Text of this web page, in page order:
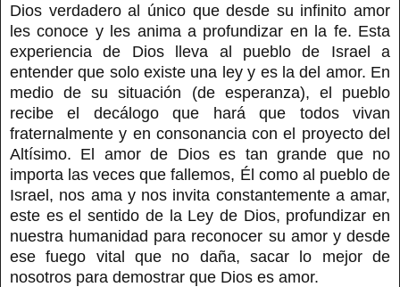
Dios verdadero al único que desde su infinito amor
les conoce y les anima a profundizar en la fe. Esta
experiencia de Dios lleva al pueblo de Israel a
entender que solo existe una ley y es la del amor. En
medio de su situación (de esperanza), el pueblo
recibe el decálogo que hará que todos vivan
fraternalmente y en consonancia con el proyecto del
Altísimo. El amor de Dios es tan grande que no
importa las veces que fallemos, Él como al pueblo de
Israel, nos ama y nos invita constantemente a amar,
este es el sentido de la Ley de Dios, profundizar en
nuestra humanidad para reconocer su amor y desde
ese fuego vital que no daña, sacar lo mejor de
nosotros para demostrar que Dios es amor.